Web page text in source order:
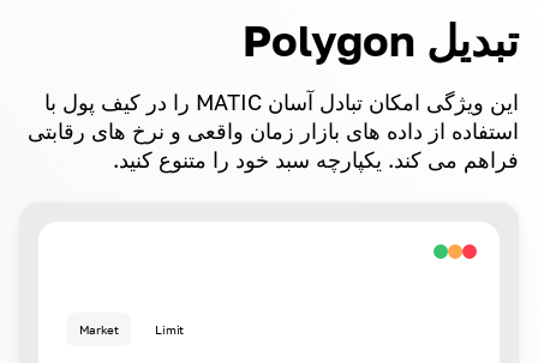
تبدیل Polygon
این ویژگی امکان تبادل آسان MATIC را در کیف پول با
استفاده از داده های بازار زمان واقعی و نرخ های رقابتی
فراهم می کند. یکپارچه سبد خود را متنوع کنید.
Market Limit